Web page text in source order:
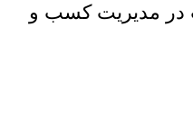
در مدیریت کسب و